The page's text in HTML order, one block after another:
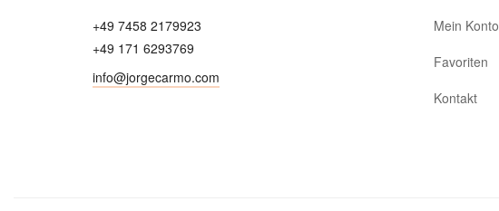
+49 7458 2179923
+49 171 6293769
info@jorgecarmo.com
Mein Konto
Favoriten
Kontakt